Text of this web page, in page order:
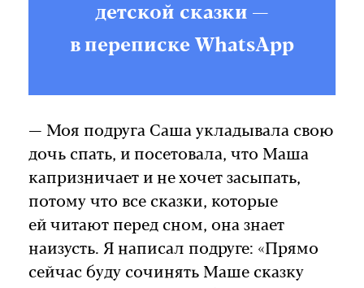
детской сказки —
в переписке WhatsApp
— Моя подруга Саша укладывала свою
дочь спать, и посетовала, что Маша
капризничает и не хочет засыпать,
потому что все сказки, которые
ей читают перед сном, она знает
наизусть. Я написал подруге: «Прямо
сейчас буду сочинять Маше сказку